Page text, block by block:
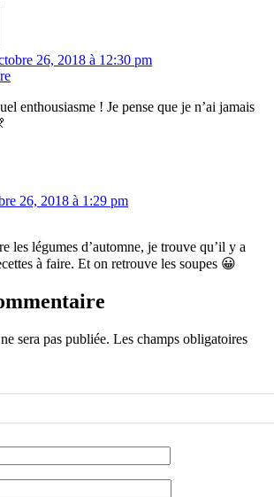
26, 2018 à 12:30 pm
enthousiasme ! Je pense que je n’ai jamais
26, 2018 à 1:29 pm
les légumes d’automne, je trouve qu’il y a
à faire. Et on retrouve les soupes 😀
sera pas publiée. Les champs obligatoires